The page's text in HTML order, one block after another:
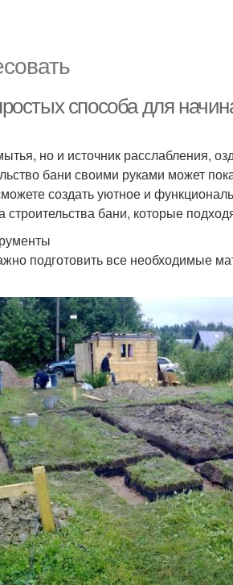
способа для
но и источник расслабления,
бани своими руками может
создать уютное и
строительства бани, которые
подготовить все необходимые